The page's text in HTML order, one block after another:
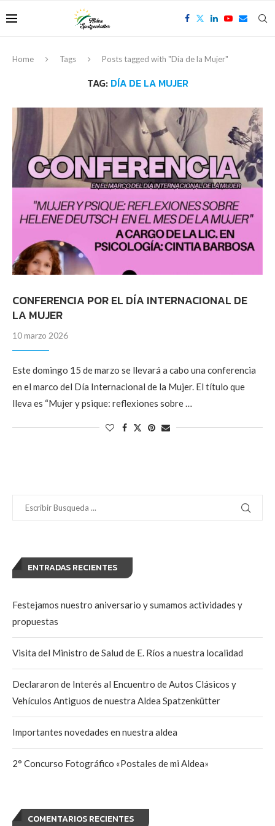
Home Tags Posts tagged with "Día de la Mujer"
TAG: DÍA DE LA MUJER
CONFERENCIA POR EL DÍA INTERNACIONAL DE
LA MUJER
10 marzo 2026
Este domingo 15 de marzo se llevará a cabo una conferencia
en el marco del Día Internacional de la Mujer. El título que
lleva es “Mujer y psique: reflexiones sobre …
ENTRADAS RECIENTES
Festejamos nuestro aniversario y sumamos actividades y
propuestas
Visita del Ministro de Salud de E. Ríos a nuestra localidad
Declararon de Interés al Encuentro de Autos Clásicos y
Vehículos Antiguos de nuestra Aldea Spatzenkütter
Importantes novedades en nuestra aldea
2° Concurso Fotográfico «Postales de mi Aldea»
COMENTARIOS RECIENTES